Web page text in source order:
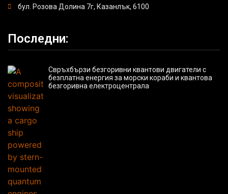
бул. Розова Долина 7г, Казанлък, 6100
Последни:
Свръхбързи безгоривни квантови двигатели с
безплатна енергия за морски кораби и квантова
безгоривна електроцентрала